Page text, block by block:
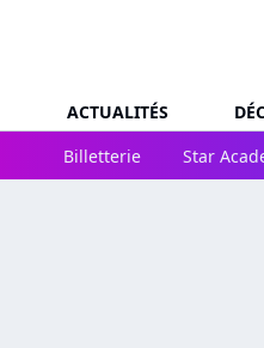
ACTUALITÉS
Billetterie
Star